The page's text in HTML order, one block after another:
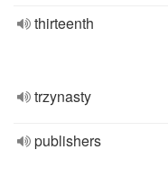
thirteenth
trzynasty
publishers